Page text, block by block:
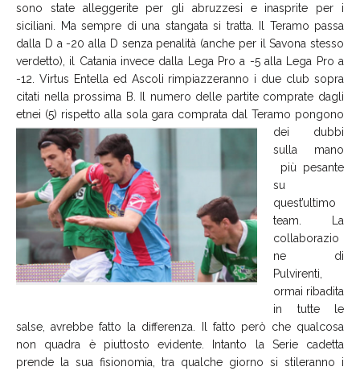
sono state alleggerite per gli abruzzesi e inasprite per i
siciliani. Ma sempre di una stangata si tratta. Il Teramo passa
dalla D a -20 alla D senza penalità (anche per il Savona stesso
verdetto), il Catania invece dalla Lega Pro a -5 alla Lega Pro a
-12. Virtus Entella ed Ascoli rimpiazzeranno i due club sopra
citati nella prossima B. Il numero delle partite comprate dagli
etnei (5) rispetto alla sola gara comprata dal Teramo pongono
dei dubbi
sulla mano
più pesante
su
quest’ultimo
team. La
collaborazio
ne di
Pulvirenti,
ormai ribadita
in tutte le
salse, avrebbe fatto la differenza. Il fatto però che qualcosa
non quadra è piuttosto evidente. Intanto la Serie cadetta
prende la sua fisionomia, tra qualche giorno si stileranno i